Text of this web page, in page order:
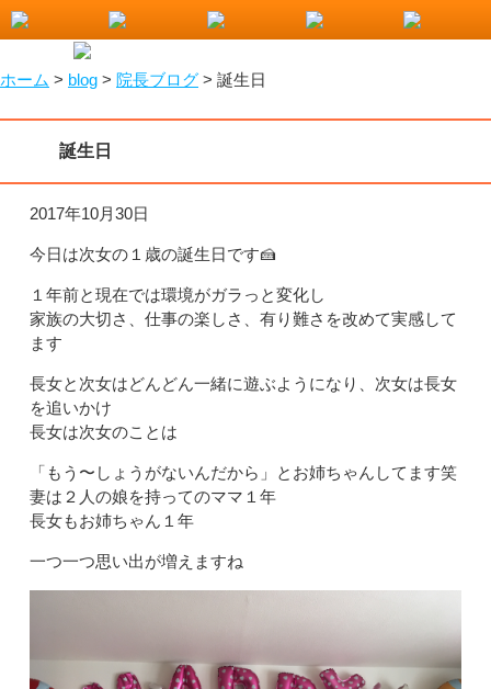
小山市で整骨院をお探しなら！わたなべ整骨院
ホーム > blog > 院長ブログ > 誕生日
誕生日
2017年10月30日
今日は次女の１歳の誕生日です🍰
１年前と現在では環境がガラっと変化し
家族の大切さ、仕事の楽しさ、有り難さを改めて実感して
ます
長女と次女はどんどん一緒に遊ぶようになり、次女は長女
を追いかけ
長女は次女のことは
「もう〜しょうがないんだから」とお姉ちゃんしてます笑
妻は２人の娘を持ってのママ１年
長女もお姉ちゃん１年
一つ一つ思い出が増えますね